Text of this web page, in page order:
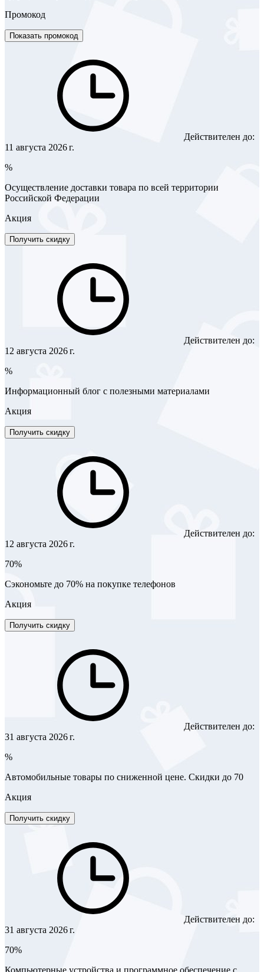
Промокод
Показать промокод
Действителен до:
11 августа 2026 г.
%
Осуществление доставки товара по всей территории
Российской Федерации
Акция
Получить скидку
Действителен до:
12 августа 2026 г.
%
Информационный блог с полезными материалами
Акция
Получить скидку
Действителен до:
12 августа 2026 г.
70%
Сэкономьте до 70% на покупке телефонов
Акция
Получить скидку
Действителен до:
31 августа 2026 г.
%
Автомобильные товары по сниженной цене. Скидки до 70
Акция
Получить скидку
Действителен до:
31 августа 2026 г.
70%
Компьютерные устройства и программное обеспечение с